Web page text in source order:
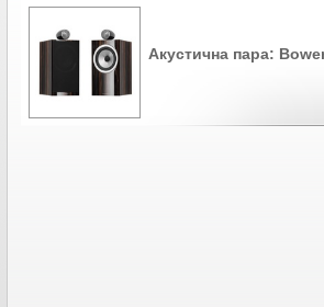
Акустична пара: